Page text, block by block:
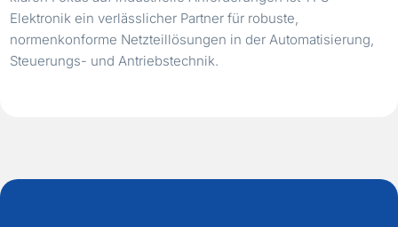
Elektronik ein verlässlicher Partner für robuste,
normenkonforme Netzteillösungen in der Automatisierung,
Steuerungs- und Antriebstechnik.